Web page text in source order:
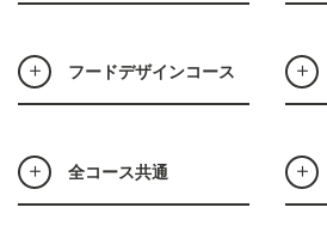
フードデザインコース
全コース共通